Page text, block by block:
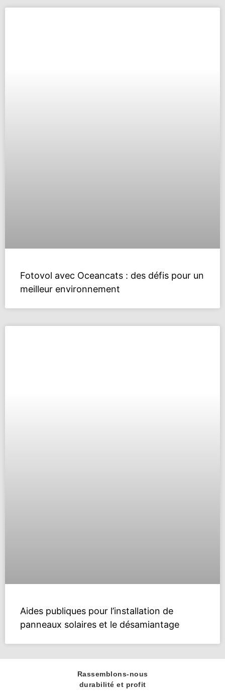
Fotovol avec Oceancats : des défis pour un
meilleur environnement
Aides publiques pour l’installation de
panneaux solaires et le désamiantage
Rassemblons-nous
durabilité et profit